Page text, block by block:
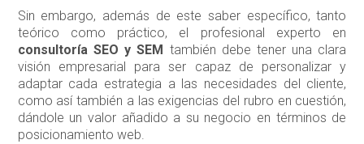
Sin embargo, además de este saber específico, tanto
teórico como práctico, el profesional experto en
consultoría SEO y SEM también debe tener una clara
visión empresarial para ser capaz de personalizar y
adaptar cada estrategia a las necesidades del cliente,
como así también a las exigencias del rubro en cuestión,
dándole un valor añadido a su negocio en términos de
posicionamiento web.